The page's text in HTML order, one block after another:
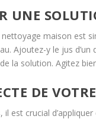
UNE
maison est
Ajoutez-y le jus
la solution. Agitez
DE
il est crucial